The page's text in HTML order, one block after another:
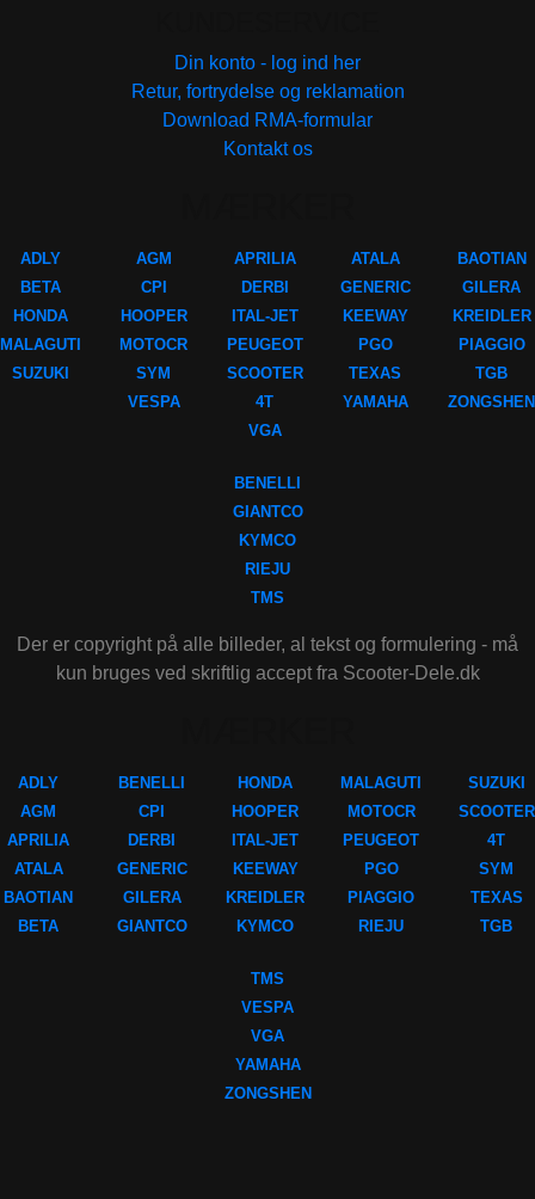
Din konto - log ind her
Retur, fortrydelse og reklamation
Download RMA-formular
Kontakt os
ADLY
BETA
HONDA
MALAGUTI
SUZUKI
AGM
CPI
HOOPER
MOTOCR
SYM
VESPA
APRILIA
DERBI
ITAL-JET
PEUGEOT
SCOOTER
4T
VGA
ATALA
GENERIC
KEEWAY
PGO
TEXAS
YAMAHA
BAOTIAN
GILERA
KREIDLER
PIAGGIO
TGB
ZONGSHEN
BENELLI
GIANTCO
KYMCO
RIEJU
TMS
Der er copyright på alle billeder, al tekst og formulering - må
kun bruges ved skriftlig accept fra Scooter-Dele.dk
ADLY
AGM
APRILIA
ATALA
BAOTIAN
BETA
BENELLI
CPI
DERBI
GENERIC
GILERA
GIANTCO
HONDA
HOOPER
ITAL-JET
KEEWAY
KREIDLER
KYMCO
MALAGUTI
MOTOCR
PEUGEOT
PGO
PIAGGIO
RIEJU
SUZUKI
SCOOTER
4T
SYM
TEXAS
TGB
TMS
VESPA
VGA
YAMAHA
ZONGSHEN